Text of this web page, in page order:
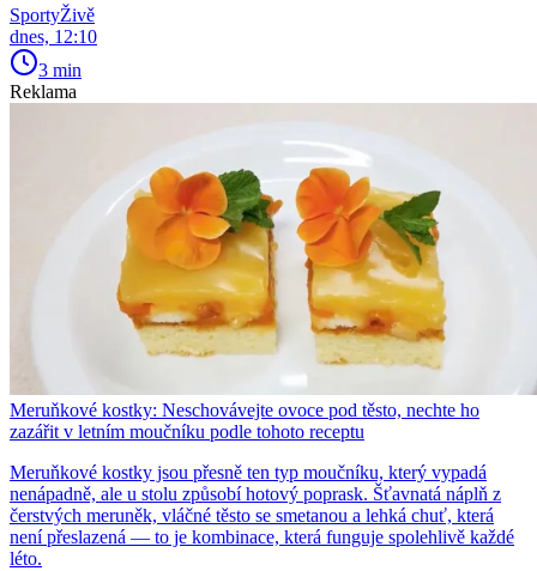
SportyŽivě
dnes, 12:10
3 min
Reklama
Meruňkové kostky: Neschovávejte ovoce pod těsto, nechte ho
zazářit v letním moučníku podle tohoto receptu
Meruňkové kostky jsou přesně ten typ moučníku, který vypadá
nenápadně, ale u stolu způsobí hotový poprask. Šťavnatá náplň z
čerstvých meruněk, vláčné těsto se smetanou a lehká chuť, která
není přeslazená — to je kombinace, která funguje spolehlivě každé
léto.